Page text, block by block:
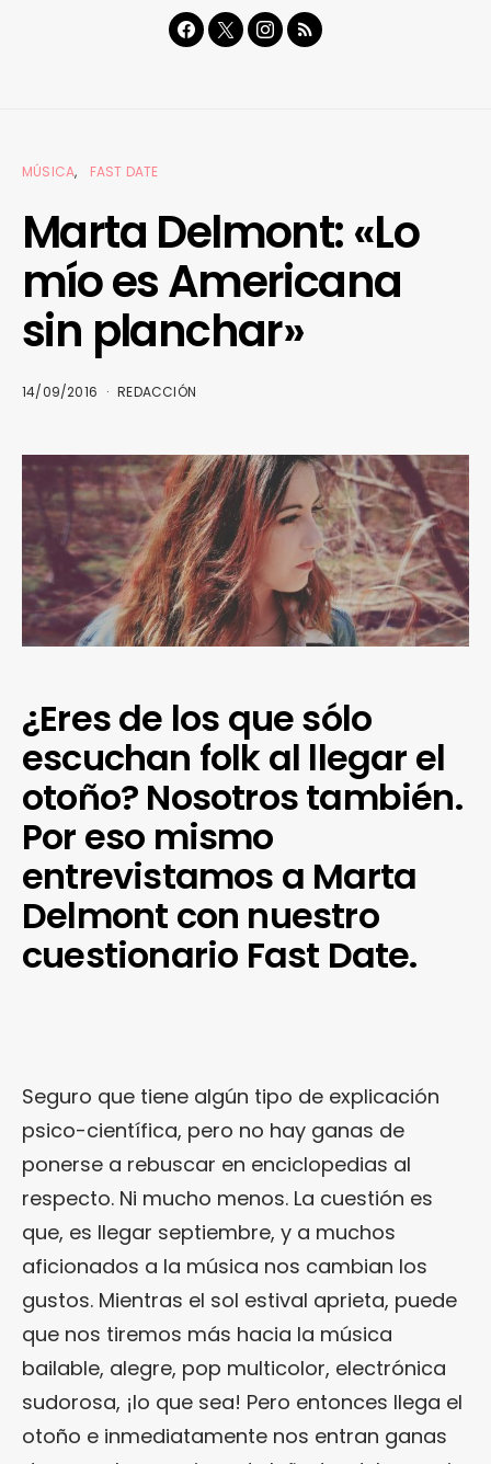
MÚSICA FAST DATE
Marta Delmont: «Lo
mío es Americana
sin planchar»
14/09/2016 REDACCIÓN
¿Eres de los que sólo
escuchan folk al llegar el
otoño? Nosotros también.
Por eso mismo
entrevistamos a Marta
Delmont con nuestro
cuestionario Fast Date.
Seguro que tiene algún tipo de explicación
psico-científica, pero no hay ganas de
ponerse a rebuscar en enciclopedias al
respecto. Ni mucho menos. La cuestión es
que, es llegar septiembre, y a muchos
aficionados a la música nos cambian los
gustos. Mientras el sol estival aprieta, puede
que nos tiremos más hacia la música
bailable, alegre, pop multicolor, electrónica
sudorosa, ¡lo que sea! Pero entonces llega el
otoño e inmediatamente nos entran ganas